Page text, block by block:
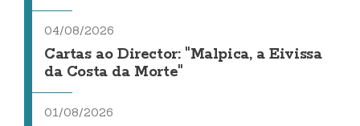
04/08/2026
Cartas ao Director: "Malpica, a Eivissa
da Costa da Morte"
01/08/2026